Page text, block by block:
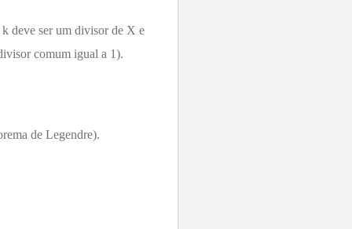
deve ser um divisor de X e
comum igual a 1).
de Legendre).